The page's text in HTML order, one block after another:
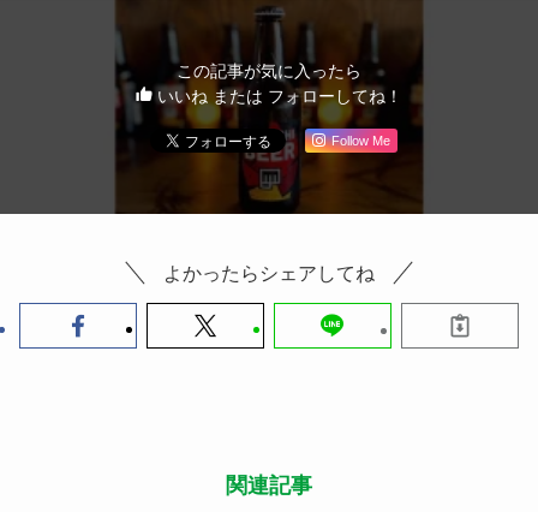
この記事が気に入ったら
いいね または フォローしてね！
Follow Me
よかったらシェアしてね
関連記事